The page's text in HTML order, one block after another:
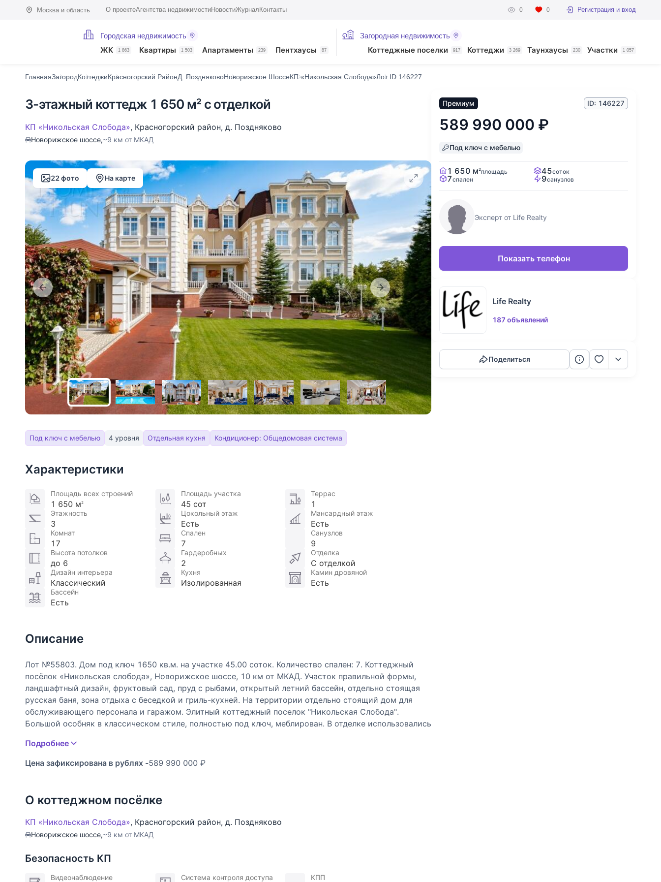
Москва и область О проектеАгентства недвижимостиНовостиЖурнал Контакты 0 0 Регистрация и вход
Городская недвижимость
ЖК 1 863 Квартиры 1 503 Апартаменты 239 Пентхаусы 87
Загородная недвижимость
Коттеджные поселки 917 Коттеджи 3 269 Таунхаусы 230 Участки 1 057
ГлавнаяЗагородКоттеджиКрасногорский РайонД. ПоздняковоНоворижское ШоссеКП «Никольская Слобода»Лот ID 146227
3-этажный коттедж 1 650 м² с отделкой
КП «Никольская Слобода», Красногорский район, д. Поздняково
Новорижское шоссе,~9 км от МКАД
22 фото На карте
Под ключ с мебелью 4 уровня Отдельная кухня Кондиционер: Общедомовая система
Характеристики
Площадь всех строений
1 650 м 2
Площадь участка
45 сот
Террас
1
Этажность
3
Цокольный этаж
Есть
Мансардный этаж
Есть
Комнат
17
Спален
7
Санузлов
9
Высота потолков
до 6
Гардеробных
2
Отделка
С отделкой
Дизайн интерьера
Классический
Кухня
Изолированная
Камин дровяной
Есть
Бассейн
Есть
Описание
Лот №55803. Дом под ключ 1650 кв.м. на участке 45.00 соток. Количество спален: 7. Коттеджный
посёлок «Никольская слобода», Новорижское шоссе, 10 км от МКАД. Участок правильной формы,
ландшафтный дизайн, фруктовый сад, пруд с рыбами, открытый летний бассейн, отдельно стоящая
русская баня, зона отдыха с беседкой и гриль-кухней. На территории отдельно стоящий дом для
обслуживающего персонала и гаражом. Элитный коттеджный поселок "Никольская Слобода".
Большой особняк в классическом стиле, полностью под ключ, меблирован. В отделке использовались
создают комфортные условия для пребывания в доме. Удобная планировка включает в себя семь
спален, гостиную, кухню, столовую, СПА зону с бассейном, развлекательные зоны для проведения
досуга. Развлекательная зона имеет два вида бильярдных столов, сигарную комнату, кинотеатр,
спортивная площадка, детская площадка. Развитая инфраструктура района. Планировка дома:
Цоколь: лифт, тренажерный зал, спортивный (танцевальный) зал с дискотечным оборудованием, зона
SPA с массажной комнатой, гидромассажным бассейном, инфракрасной кабиной, СПА-капсулой,
тропическим душем, два с/у с душевой и ванной для процедур; постирочная, две кладовые, шубная,
винный погреб, мастерская, котельная.
1 этаж: прихожая с гардеробной, лифт, гостиная, кухня-столовая, большая столовая с выходом на
террасу, бассейн 17 м длиной, сауна, хаммам, комната отдыха с выходом на террасу, с/у, гараж на
два автомобиля.
Подробнее
Цена зафиксирована в рублях -589 990 000 ₽
О коттеджном посёлке
КП «Никольская Слобода», Красногорский район, д. Поздняково
Новорижское шоссе,~9 км от МКАД
Безопасность КП
Видеонаблюдение Система контроля доступа КПП
Премиум ID: 146227
589 990 000 ₽
Под ключ с мебелью
1 650 м2площадь 45соток
7спален 9санузлов
Эксперт от Life Realty
Показать телефон
Life Realty
187 объявлений
Поделиться
ХарактеристикиОписаниеО поселкеНа карте